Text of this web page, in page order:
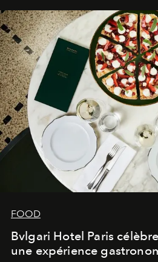
FOOD
Bvlgari Hotel Paris
une expérience